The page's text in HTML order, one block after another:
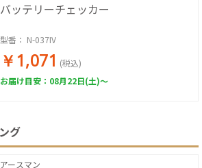
バッテリーチェッカー
型番： N-037IV
￥1,071 (税込)
お届け目安：08月22日(土)～
グ
アースマン